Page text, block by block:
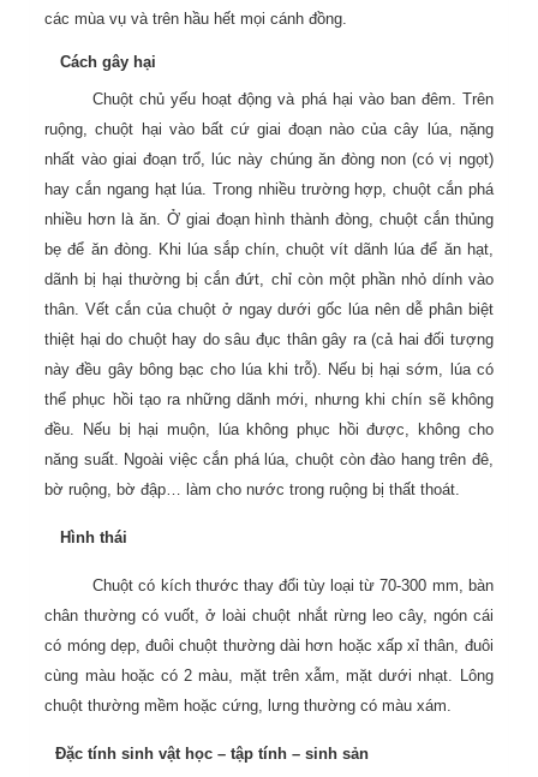
các mùa vụ và trên hầu hết mọi cánh đồng.
Cách gây hại
Chuột chủ yếu hoạt động và phá hại vào ban đêm. Trên
ruộng, chuột hại vào bất cứ giai đoạn nào của cây lúa, nặng
nhất vào giai đoạn trổ, lúc này chúng ăn đòng non (có vị ngọt)
hay cắn ngang hạt lúa. Trong nhiều trường hợp, chuột cắn phá
nhiều hơn là ăn. Ở giai đoạn hình thành đòng, chuột cắn thủng
bẹ để ăn đòng. Khi lúa sắp chín, chuột vít dãnh lúa để ăn hạt,
dãnh bị hại thường bị cắn đứt, chỉ còn một phần nhỏ dính vào
thân. Vết cắn của chuột ở ngay dưới gốc lúa nên dễ phân biệt
thiệt hại do chuột hay do sâu đục thân gây ra (cả hai đối tượng
này đều gây bông bạc cho lúa khi trỗ). Nếu bị hại sớm, lúa có
thể phục hồi tạo ra những dãnh mới, nhưng khi chín sẽ không
đều. Nếu bị hại muộn, lúa không phục hồi được, không cho
năng suất. Ngoài việc cắn phá lúa, chuột còn đào hang trên đê,
bờ ruộng, bờ đập… làm cho nước trong ruộng bị thất thoát.
Hình thái
Chuột có kích thước thay đổi tùy loại từ 70-300 mm, bàn
chân thường có vuốt, ở loài chuột nhắt rừng leo cây, ngón cái
có móng dẹp, đuôi chuột thường dài hơn hoặc xấp xỉ thân, đuôi
cùng màu hoặc có 2 màu, mặt trên xẫm, mặt dưới nhạt. Lông
chuột thường mềm hoặc cứng, lưng thường có màu xám.
Đặc tính sinh vật học – tập tính – sinh sản